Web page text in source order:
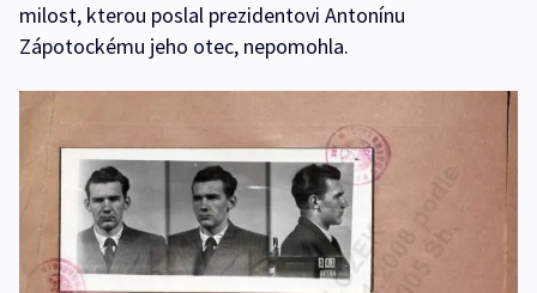
milost, kterou poslal prezidentovi Antonínu
Zápotockému jeho otec, nepomohla.